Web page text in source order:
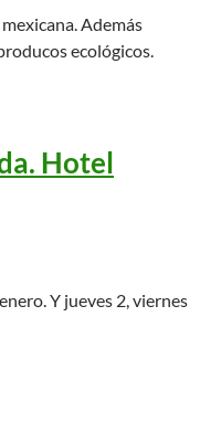
Además
ecológicos.
Hotel
Y jueves 2, viernes